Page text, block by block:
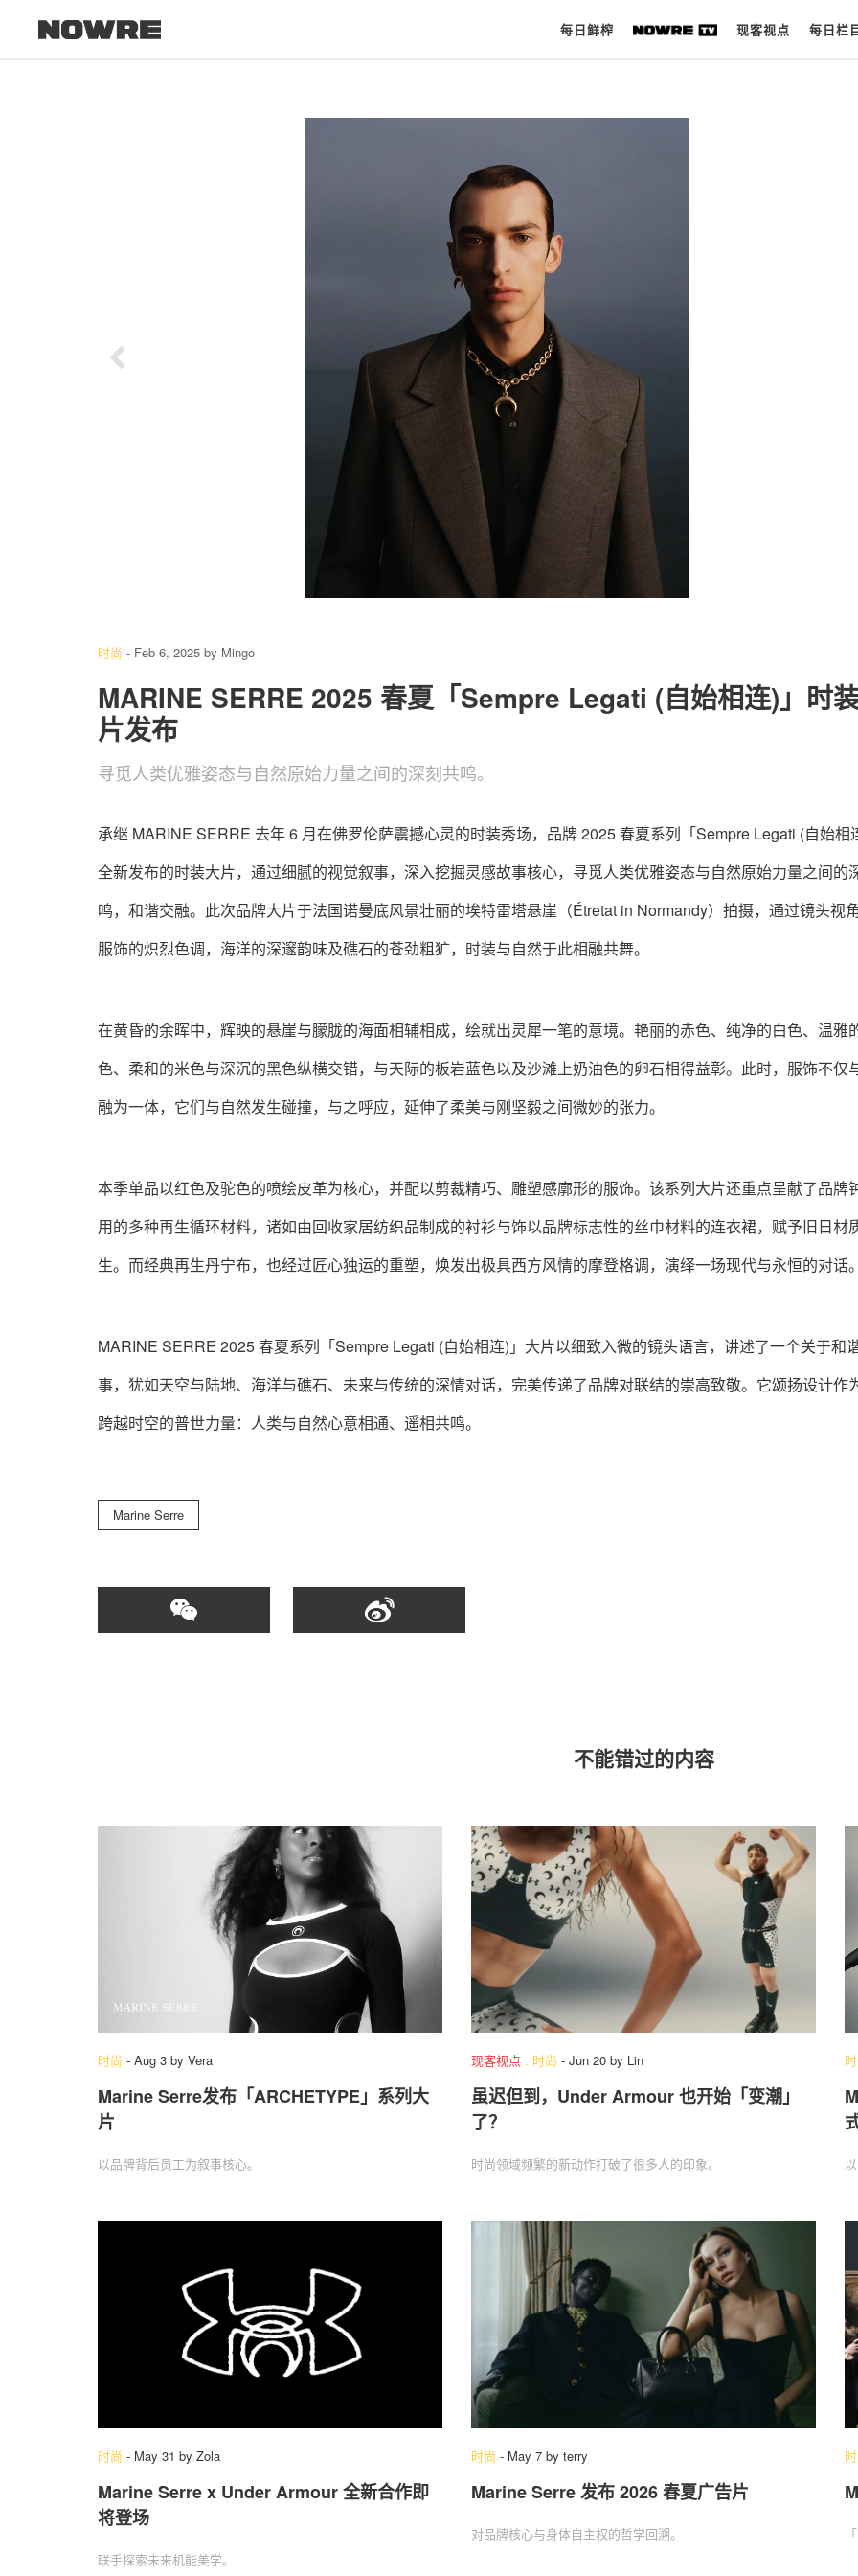
每日鲜榨 现客视点 每日栏
科 技
关于我们
时尚 - Feb 6, 2025 by Mingo
MARINE SERRE 2025 春夏「Sempre Legati (自始相连)」时
片发布
寻觅人类优雅姿态与自然原始力量之间的深刻共鸣。
承继 MARINE SERRE 去年 6 月在佛罗伦萨震撼心灵的时装秀场，品牌 2025 春夏系列「Sempre Legati (自始相
全新发布的时装大片，通过细腻的视觉叙事，深入挖掘灵感故事核心，寻觅人类优雅姿态与自然原始力量之间的
鸣，和谐交融。此次品牌大片于法国诺曼底风景壮丽的埃特雷塔悬崖（Étretat in Normandy）拍摄，通过镜头视
服饰的炽烈色调，海洋的深邃韵味及礁石的苍劲粗犷，时装与自然于此相融共舞。
在黄昏的余晖中，辉映的悬崖与朦胧的海面相辅相成，绘就出灵犀一笔的意境。艳丽的赤色、纯净的白色、温雅
色、柔和的米色与深沉的黑色纵横交错，与天际的板岩蓝色以及沙滩上奶油色的卵石相得益彰。此时，服饰不仅
融为一体，它们与自然发生碰撞，与之呼应，延伸了柔美与刚坚毅之间微妙的张力。
本季单品以红色及驼色的喷绘皮革为核心，并配以剪裁精巧、雕塑感廓形的服饰。该系列大片还重点呈献了品牌
用的多种再生循环材料，诸如由回收家居纺织品制成的衬衫与饰以品牌标志性的丝巾材料的连衣裙，赋予旧日材
生。而经典再生丹宁布，也经过匠心独运的重塑，焕发出极具西方风情的摩登格调，演绎一场现代与永恒的对话。
MARINE SERRE 2025 春夏系列「Sempre Legati (自始相连)」大片以细致入微的镜头语言，讲述了一个关于和
事，犹如天空与陆地、海洋与礁石、未来与传统的深情对话，完美传递了品牌对联结的崇高致敬。它颂扬设计作
跨越时空的普世力量：人类与自然心意相通、遥相共鸣。
Marine Serre
不能错过的内容
时尚 - Aug 3 by Vera
Marine Serre发布「ARCHETYPE」‌系列大
片
以品牌背后员工为叙事核心。
现客视点 . 时尚 - Jun 20 by Lin
虽迟但到，Under Armour 也开始「变潮」
了？
时尚领域频繁的新动作打破了很多人的印象。
时尚 - May 31 by Zola
Marine Serre x Under Armour 全新合作即
将登场
联手探索未来机能美学。
时尚 - May 7 by terry
Marine Serre 发布 2026 春夏广告片
对品牌核心与身体自主权的哲学回溯。